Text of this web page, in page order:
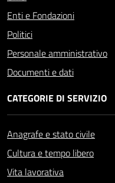
Enti e Fondazioni
Politici
Personale amministrativo
Documenti e dati
CATEGORIE DI SERVIZIO
Anagrafe e stato civile
Cultura e tempo libero
Vita lavorativa